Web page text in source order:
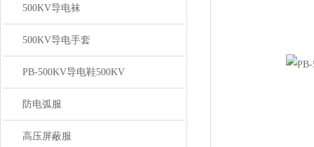
500KV导电袜
500KV导电手套
PB-500KV导电鞋500KV
防电弧服
高压屏蔽服